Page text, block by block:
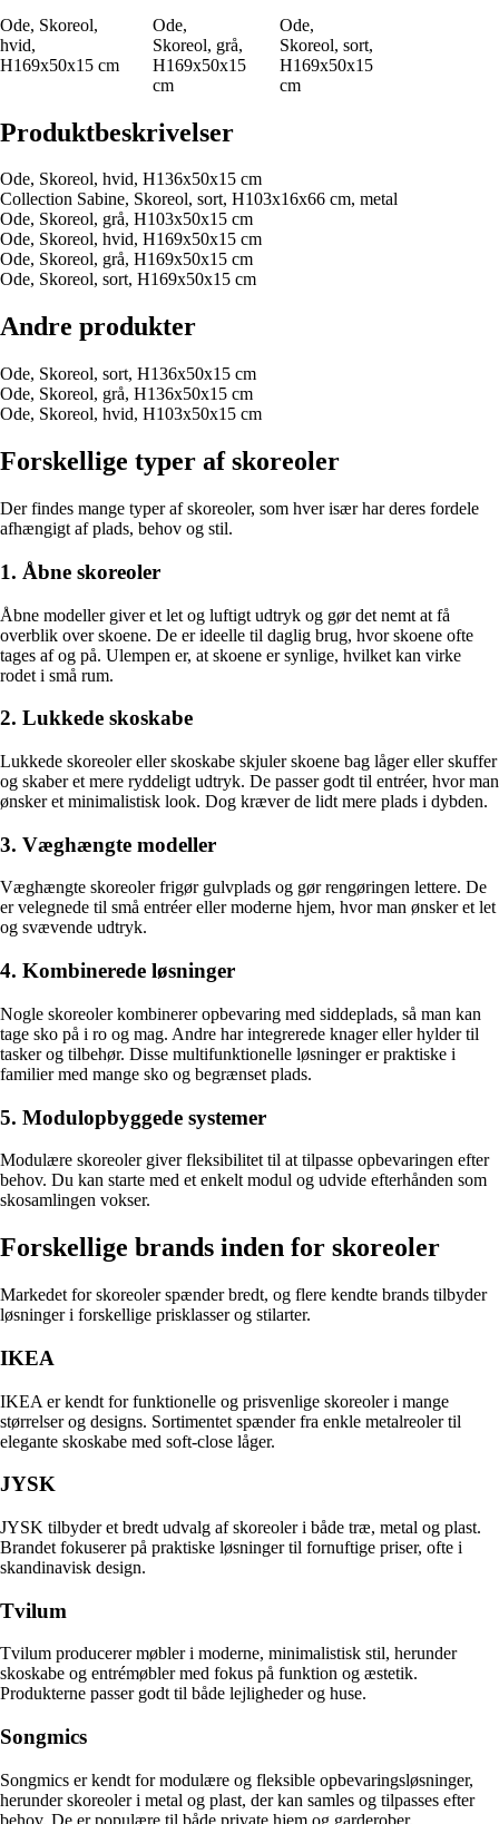
Ode, Skoreol,
hvid,
H169x50x15 cm
Ode,
Skoreol, grå,
H169x50x15
cm
Ode,
Skoreol, sort,
H169x50x15
cm
Produktbeskrivelser
Ode, Skoreol, hvid, H136x50x15 cm
Collection Sabine, Skoreol, sort, H103x16x66 cm, metal
Ode, Skoreol, grå, H103x50x15 cm
Ode, Skoreol, hvid, H169x50x15 cm
Ode, Skoreol, grå, H169x50x15 cm
Ode, Skoreol, sort, H169x50x15 cm
Andre produkter
Ode, Skoreol, sort, H136x50x15 cm
Ode, Skoreol, grå, H136x50x15 cm
Ode, Skoreol, hvid, H103x50x15 cm
Forskellige typer af skoreoler
Der findes mange typer af skoreoler, som hver især har deres fordele
afhængigt af plads, behov og stil.
1. Åbne skoreoler
Åbne modeller giver et let og luftigt udtryk og gør det nemt at få
overblik over skoene. De er ideelle til daglig brug, hvor skoene ofte
tages af og på. Ulempen er, at skoene er synlige, hvilket kan virke
rodet i små rum.
2. Lukkede skoskabe
Lukkede skoreoler eller skoskabe skjuler skoene bag låger eller skuffer
og skaber et mere ryddeligt udtryk. De passer godt til entréer, hvor man
ønsker et minimalistisk look. Dog kræver de lidt mere plads i dybden.
3. Væghængte modeller
Væghængte skoreoler frigør gulvplads og gør rengøringen lettere. De
er velegnede til små entréer eller moderne hjem, hvor man ønsker et let
og svævende udtryk.
4. Kombinerede løsninger
Nogle skoreoler kombinerer opbevaring med siddeplads, så man kan
tage sko på i ro og mag. Andre har integrerede knager eller hylder til
tasker og tilbehør. Disse multifunktionelle løsninger er praktiske i
familier med mange sko og begrænset plads.
5. Modulopbyggede systemer
Modulære skoreoler giver fleksibilitet til at tilpasse opbevaringen efter
behov. Du kan starte med et enkelt modul og udvide efterhånden som
skosamlingen vokser.
Forskellige brands inden for skoreoler
Markedet for skoreoler spænder bredt, og flere kendte brands tilbyder
løsninger i forskellige prisklasser og stilarter.
IKEA
IKEA er kendt for funktionelle og prisvenlige skoreoler i mange
størrelser og designs. Sortimentet spænder fra enkle metalreoler til
elegante skoskabe med soft-close låger.
JYSK
JYSK tilbyder et bredt udvalg af skoreoler i både træ, metal og plast.
Brandet fokuserer på praktiske løsninger til fornuftige priser, ofte i
skandinavisk design.
Tvilum
Tvilum producerer møbler i moderne, minimalistisk stil, herunder
skoskabe og entrémøbler med fokus på funktion og æstetik.
Produkterne passer godt til både lejligheder og huse.
Songmics
Songmics er kendt for modulære og fleksible opbevaringsløsninger,
herunder skoreoler i metal og plast, der kan samles og tilpasses efter
behov. De er populære til både private hjem og garderober.